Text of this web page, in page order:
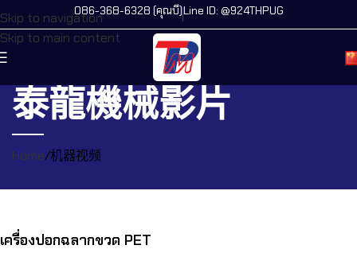
Skip to navigation
Skip to main content
086-368-6328 (คุณบี)Line ID: @924THPUG
泰龍機械影片
Home 机器视频
เครื่องปอกฉลากขวด PET